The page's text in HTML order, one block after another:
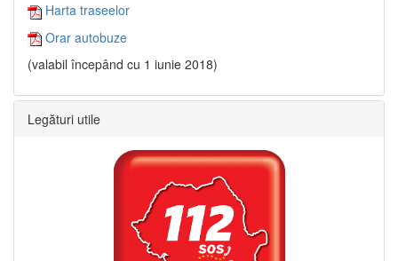
Harta traseelor
Orar autobuze
(valabil începând cu 1 iunie 2018)
Legături utile